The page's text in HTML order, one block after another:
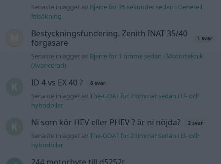
Senaste inlägget av Bjerre för 35 sekunder sedan i Generell
felsökning
Bestyckningsfundering. Zenith INAT 35/40
förgasare
1 svar
Senaste inlägget av Bjerre för 1 timme sedan i Motorteknik
(Avancerad)
ID 4 vs EX 40 ? 6 svar
Senaste inlägget avThe-GOAT för 2 timmar sedan i El- och
hybridbilar
Ni som kör HEV eller PHEV ? är ni nöjda? 2 svar
Senaste inlägget avThe-GOAT för 2 timmar sedan i El- och
hybridbilar